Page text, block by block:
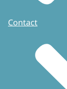
Contact